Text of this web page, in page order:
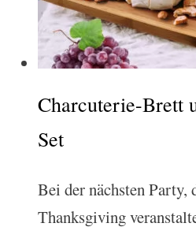
Charcuterie-Brett
Set
Bei der nächsten Party,
Thanksgiving